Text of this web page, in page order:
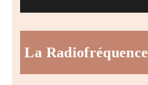
La Radiofréquence